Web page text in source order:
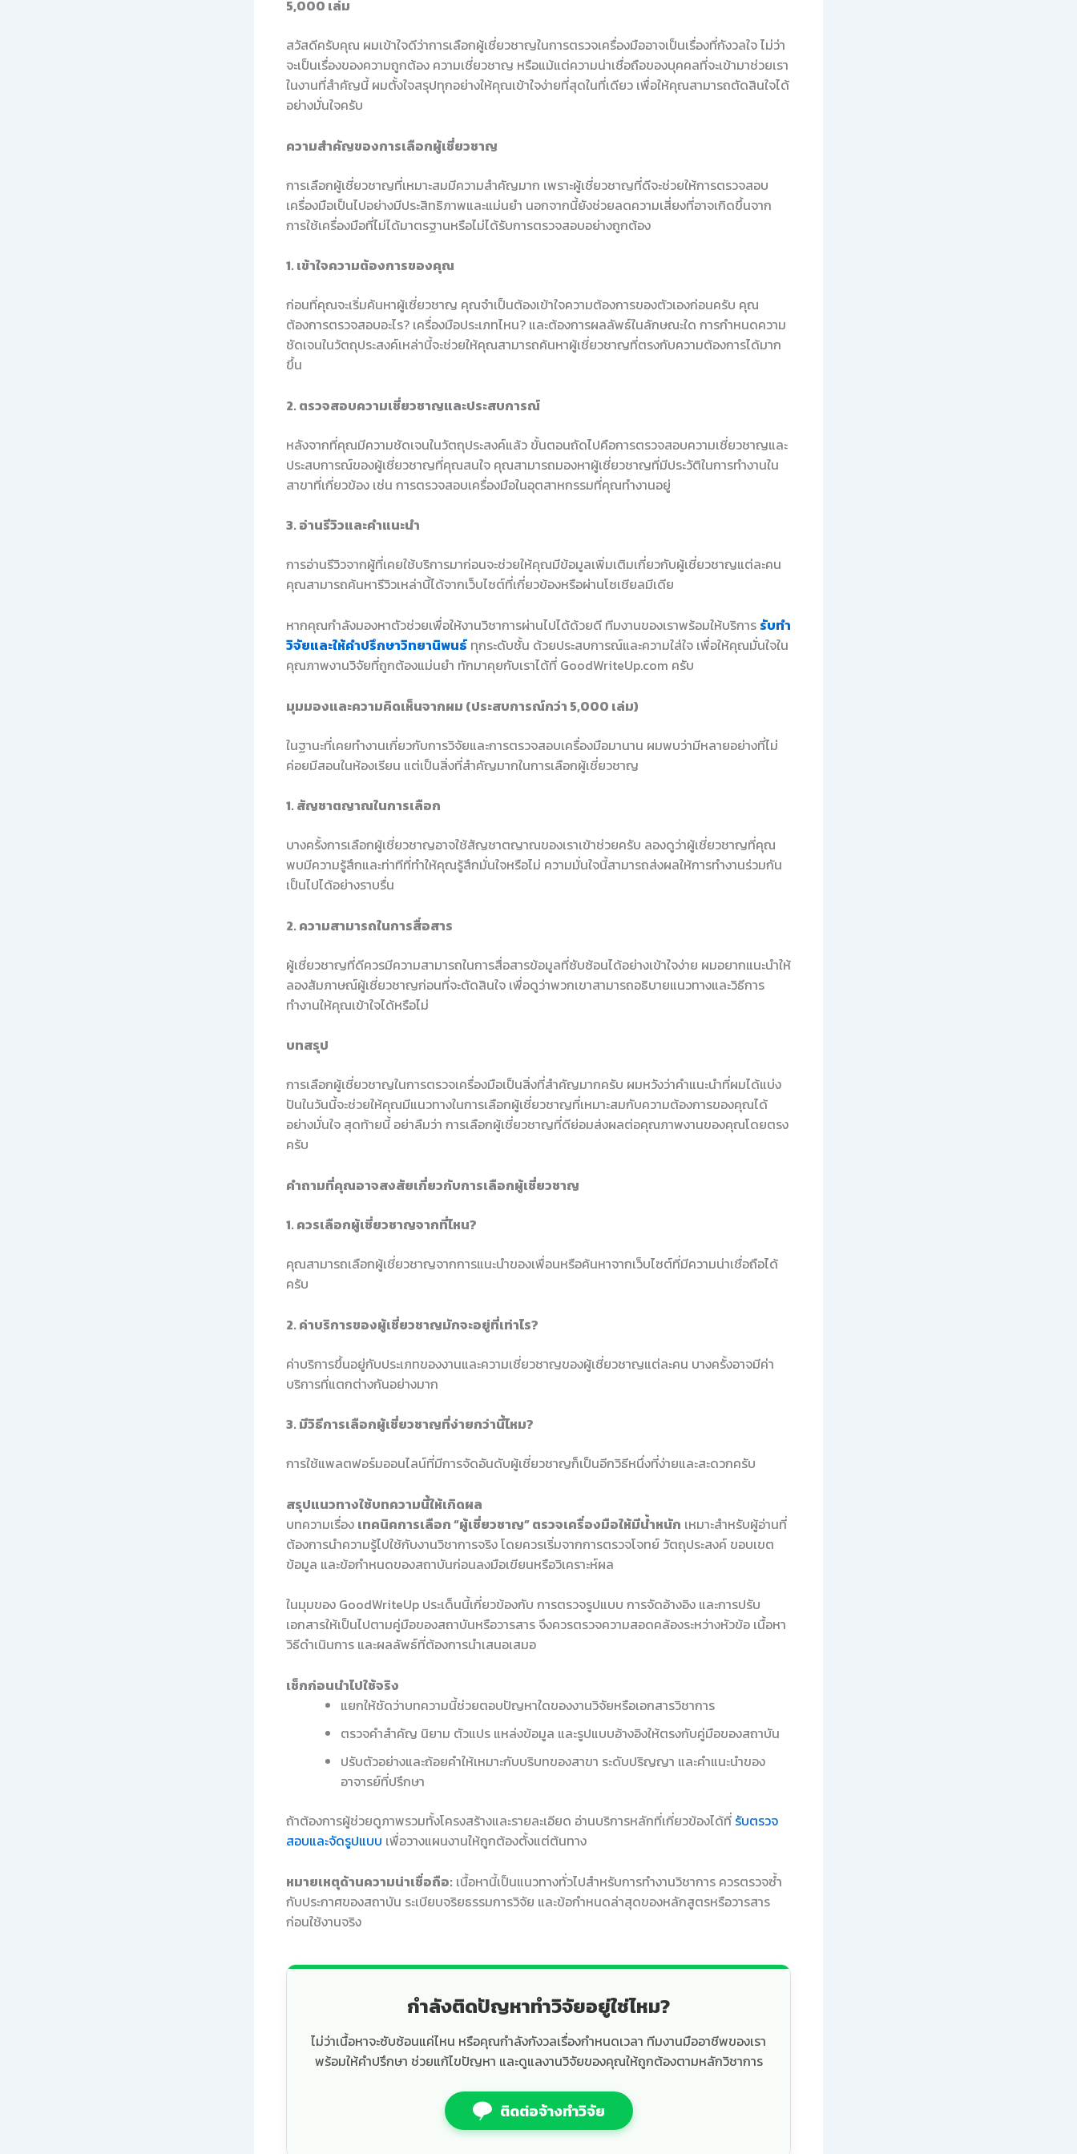
5,000 เล่ม
สวัสดีครับคุณ ผมเข้าใจดีว่าการเลือกผู้เชี่ยวชาญในการตรวจเครื่องมืออาจเป็นเรื่องที่กังวลใจ ไม่ว่า
จะเป็นเรื่องของความถูกต้อง ความเชี่ยวชาญ หรือแม้แต่ความน่าเชื่อถือของบุคคลที่จะเข้ามาช่วยเรา
ในงานที่สำคัญนี้ ผมตั้งใจสรุปทุกอย่างให้คุณเข้าใจง่ายที่สุดในที่เดียว เพื่อให้คุณสามารถตัดสินใจได้
อย่างมั่นใจครับ
ความสำคัญของการเลือกผู้เชี่ยวชาญ
การเลือกผู้เชี่ยวชาญที่เหมาะสมมีความสำคัญมาก เพราะผู้เชี่ยวชาญที่ดีจะช่วยให้การตรวจสอบ
เครื่องมือเป็นไปอย่างมีประสิทธิภาพและแม่นยำ นอกจากนี้ยังช่วยลดความเสี่ยงที่อาจเกิดขึ้นจาก
การใช้เครื่องมือที่ไม่ได้มาตรฐานหรือไม่ได้รับการตรวจสอบอย่างถูกต้อง
1. เข้าใจความต้องการของคุณ
ก่อนที่คุณจะเริ่มค้นหาผู้เชี่ยวชาญ คุณจำเป็นต้องเข้าใจความต้องการของตัวเองก่อนครับ คุณ
ต้องการตรวจสอบอะไร? เครื่องมือประเภทไหน? และต้องการผลลัพธ์ในลักษณะใด การกำหนดความ
ชัดเจนในวัตถุประสงค์เหล่านี้จะช่วยให้คุณสามารถค้นหาผู้เชี่ยวชาญที่ตรงกับความต้องการได้มาก
ขึ้น
2. ตรวจสอบความเชี่ยวชาญและประสบการณ์
หลังจากที่คุณมีความชัดเจนในวัตถุประสงค์แล้ว ขั้นตอนถัดไปคือการตรวจสอบความเชี่ยวชาญและ
ประสบการณ์ของผู้เชี่ยวชาญที่คุณสนใจ คุณสามารถมองหาผู้เชี่ยวชาญที่มีประวัติในการทำงานใน
สาขาที่เกี่ยวข้อง เช่น การตรวจสอบเครื่องมือในอุตสาหกรรมที่คุณทำงานอยู่
3. อ่านรีวิวและคำแนะนำ
การอ่านรีวิวจากผู้ที่เคยใช้บริการมาก่อนจะช่วยให้คุณมีข้อมูลเพิ่มเติมเกี่ยวกับผู้เชี่ยวชาญแต่ละคน
คุณสามารถค้นหารีวิวเหล่านี้ได้จากเว็บไซต์ที่เกี่ยวข้องหรือผ่านโซเชียลมีเดีย
หากคุณกำลังมองหาตัวช่วยเพื่อให้งานวิชาการผ่านไปได้ด้วยดี ทีมงานของเราพร้อมให้บริการ รับทำ
วิจัยและให้คำปรึกษาวิทยานิพนธ์ ทุกระดับชั้น ด้วยประสบการณ์และความใส่ใจ เพื่อให้คุณมั่นใจใน
คุณภาพงานวิจัยที่ถูกต้องแม่นยำ ทักมาคุยกับเราได้ที่ GoodWriteUp.com ครับ
มุมมองและความคิดเห็นจากผม (ประสบการณ์กว่า 5,000 เล่ม)
ในฐานะที่เคยทำงานเกี่ยวกับการวิจัยและการตรวจสอบเครื่องมือมานาน ผมพบว่ามีหลายอย่างที่ไม่
ค่อยมีสอนในห้องเรียน แต่เป็นสิ่งที่สำคัญมากในการเลือกผู้เชี่ยวชาญ
1. สัญชาตญาณในการเลือก
บางครั้งการเลือกผู้เชี่ยวชาญอาจใช้สัญชาตญาณของเราเข้าช่วยครับ ลองดูว่าผู้เชี่ยวชาญที่คุณ
พบมีความรู้สึกและท่าทีที่ทำให้คุณรู้สึกมั่นใจหรือไม่ ความมั่นใจนี้สามารถส่งผลให้การทำงานร่วมกัน
เป็นไปได้อย่างราบรื่น
2. ความสามารถในการสื่อสาร
ผู้เชี่ยวชาญที่ดีควรมีความสามารถในการสื่อสารข้อมูลที่ซับซ้อนได้อย่างเข้าใจง่าย ผมอยากแนะนำให้
ลองสัมภาษณ์ผู้เชี่ยวชาญก่อนที่จะตัดสินใจ เพื่อดูว่าพวกเขาสามารถอธิบายแนวทางและวิธีการ
ทำงานให้คุณเข้าใจได้หรือไม่
บทสรุป
การเลือกผู้เชี่ยวชาญในการตรวจเครื่องมือเป็นสิ่งที่สำคัญมากครับ ผมหวังว่าคำแนะนำที่ผมได้แบ่ง
ปันในวันนี้จะช่วยให้คุณมีแนวทางในการเลือกผู้เชี่ยวชาญที่เหมาะสมกับความต้องการของคุณได้
อย่างมั่นใจ สุดท้ายนี้ อย่าลืมว่า การเลือกผู้เชี่ยวชาญที่ดีย่อมส่งผลต่อคุณภาพงานของคุณโดยตรง
ครับ
คำถามที่คุณอาจสงสัยเกี่ยวกับการเลือกผู้เชี่ยวชาญ
1. ควรเลือกผู้เชี่ยวชาญจากที่ไหน?
คุณสามารถเลือกผู้เชี่ยวชาญจากการแนะนำของเพื่อนหรือค้นหาจากเว็บไซต์ที่มีความน่าเชื่อถือได้
ครับ
2. ค่าบริการของผู้เชี่ยวชาญมักจะอยู่ที่เท่าไร?
ค่าบริการขึ้นอยู่กับประเภทของงานและความเชี่ยวชาญของผู้เชี่ยวชาญแต่ละคน บางครั้งอาจมีค่า
บริการที่แตกต่างกันอย่างมาก
3. มีวิธีการเลือกผู้เชี่ยวชาญที่ง่ายกว่านี้ไหม?
การใช้แพลตฟอร์มออนไลน์ที่มีการจัดอันดับผู้เชี่ยวชาญก็เป็นอีกวิธีหนึ่งที่ง่ายและสะดวกครับ
สรุปแนวทางใช้บทความนี้ให้เกิดผล
บทความเรื่อง เทคนิคการเลือก “ผู้เชี่ยวชาญ” ตรวจเครื่องมือให้มีน้ำหนัก เหมาะสำหรับผู้อ่านที่
ต้องการนำความรู้ไปใช้กับงานวิชาการจริง โดยควรเริ่มจากการตรวจโจทย์ วัตถุประสงค์ ขอบเขต
ข้อมูล และข้อกำหนดของสถาบันก่อนลงมือเขียนหรือวิเคราะห์ผล
ในมุมของ GoodWriteUp ประเด็นนี้เกี่ยวข้องกับ การตรวจรูปแบบ การจัดอ้างอิง และการปรับ
เอกสารให้เป็นไปตามคู่มือของสถาบันหรือวารสาร จึงควรตรวจความสอดคล้องระหว่างหัวข้อ เนื้อหา
วิธีดำเนินการ และผลลัพธ์ที่ต้องการนำเสนอเสมอ
เช็กก่อนนำไปใช้จริง
แยกให้ชัดว่าบทความนี้ช่วยตอบปัญหาใดของงานวิจัยหรือเอกสารวิชาการ
ตรวจคำสำคัญ นิยาม ตัวแปร แหล่งข้อมูล และรูปแบบอ้างอิงให้ตรงกับคู่มือของสถาบัน
ปรับตัวอย่างและถ้อยคำให้เหมาะกับบริบทของสาขา ระดับปริญญา และคำแนะนำของ
อาจารย์ที่ปรึกษา
ถ้าต้องการผู้ช่วยดูภาพรวมทั้งโครงสร้างและรายละเอียด อ่านบริการหลักที่เกี่ยวข้องได้ที่ รับตรวจ
สอบและจัดรูปแบบ เพื่อวางแผนงานให้ถูกต้องตั้งแต่ต้นทาง
หมายเหตุด้านความน่าเชื่อถือ: เนื้อหานี้เป็นแนวทางทั่วไปสำหรับการทำงานวิชาการ ควรตรวจซ้ำ
กับประกาศของสถาบัน ระเบียบจริยธรรมการวิจัย และข้อกำหนดล่าสุดของหลักสูตรหรือวารสาร
ก่อนใช้งานจริง
กำลังติดปัญหาทำวิจัยอยู่ใช่ไหม?
ไม่ว่าเนื้อหาจะซับซ้อนแค่ไหน หรือคุณกำลังกังวลเรื่องกำหนดเวลา ทีมงานมืออาชีพของเรา
พร้อมให้คำปรึกษา ช่วยแก้ไขปัญหา และดูแลงานวิจัยของคุณให้ถูกต้องตามหลักวิชาการ
ติดต่อจ้างทำวิจัย